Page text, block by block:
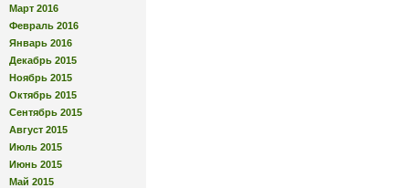
Март 2016
Февраль 2016
Январь 2016
Декабрь 2015
Ноябрь 2015
Октябрь 2015
Сентябрь 2015
Август 2015
Июль 2015
Июнь 2015
Май 2015